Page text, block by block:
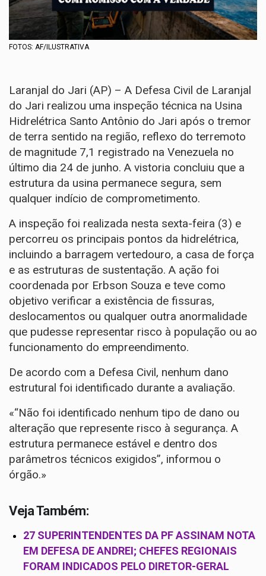
FOTOS: AF/ILUSTRATIVA
Laranjal do Jari (AP) – A Defesa Civil de Laranjal
do Jari realizou uma inspeção técnica na Usina
Hidrelétrica Santo Antônio do Jari após o tremor
de terra sentido na região, reflexo do terremoto
de magnitude 7,1 registrado na Venezuela no
último dia 24 de junho. A vistoria concluiu que a
estrutura da usina permanece segura, sem
qualquer indício de comprometimento.
A inspeção foi realizada nesta sexta-feira (3) e
percorreu os principais pontos da hidrelétrica,
incluindo a barragem vertedouro, a casa de força
e as estruturas de sustentação. A ação foi
coordenada por Erbson Souza e teve como
objetivo verificar a existência de fissuras,
deslocamentos ou qualquer outra anormalidade
que pudesse representar risco à população ou ao
funcionamento do empreendimento.
De acordo com a Defesa Civil, nenhum dano
estrutural foi identificado durante a avaliação.
«“Não foi identificado nenhum tipo de dano ou
alteração que represente risco à segurança. A
estrutura permanece estável e dentro dos
parâmetros técnicos exigidos”, informou o
órgão.»
Veja Também:
27 SUPERINTENDENTES DA PF ASSINAM NOTA
EM DEFESA DE ANDREI; CHEFES REGIONAIS
FORAM INDICADOS PELO DIRETOR-GERAL